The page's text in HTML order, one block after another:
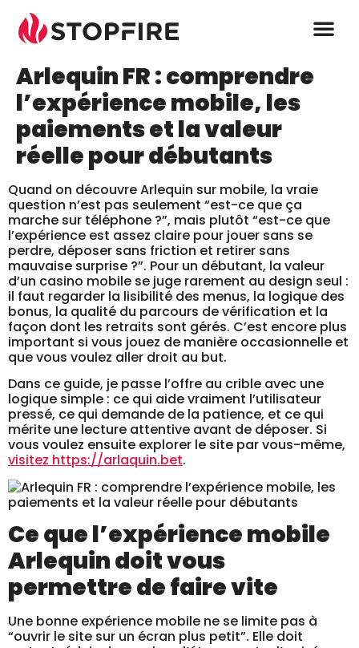
Arlequin FR : comprendre
l’expérience mobile, les
paiements et la valeur
réelle pour débutants
Quand on découvre Arlequin sur mobile, la vraie
question n’est pas seulement “est-ce que ça
marche sur téléphone ?”, mais plutôt “est-ce que
l’expérience est assez claire pour jouer sans se
perdre, déposer sans friction et retirer sans
mauvaise surprise ?”. Pour un débutant, la valeur
d’un casino mobile se juge rarement au design seul :
il faut regarder la lisibilité des menus, la logique des
bonus, la qualité du parcours de vérification et la
façon dont les retraits sont gérés. C’est encore plus
important si vous jouez de manière occasionnelle et
que vous voulez aller droit au but.
Dans ce guide, je passe l’offre au crible avec une
logique simple : ce qui aide vraiment l’utilisateur
pressé, ce qui demande de la patience, et ce qui
mérite une lecture attentive avant de déposer. Si
vous voulez ensuite explorer le site par vous-même,
visitez https://arlaquin.bet.
Ce que l’expérience mobile
Arlequin doit vous
permettre de faire vite
Une bonne expérience mobile ne se limite pas à
“ouvrir le site sur un écran plus petit”. Elle doit